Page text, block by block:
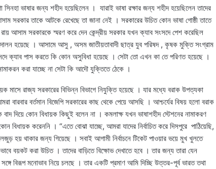
সিনহা ভাষার জন্য শহীদ হয়েছিলেন । যারাই ভাষা রক্ষার জন্য শহীদ হয়েছিলেন তাদের
সরকার তাকে আটকে রেখেছে তা জানা নেই । সরকারের উচিত কোন ভাষা গোষ্ঠী তাতে
আসাম সরকারকে স্মরণ করে দেন কেন্দ্রীয় সরকার যখন ক্যাব সংসদে পেশ করেছিল
হয়েছে । আসামে আসু , অসম জাতীয়তাবাদী ছাত্র যুব পরিষদ , কৃষক মুক্তি সংগ্রাম
ক্যাব পাস করতে কি কোন অসুবিধা হয়েছে । সেটা তো এখন কা তে পরিণত হয়েছে ।
করা যাচ্ছে না সেটা কি আদৌ যুক্তিতে ঠেকে ।
মাসে রাজ্য সরকারের বিভিন্ন বিভাগে নিযুক্তি হয়েছে । যার মধ্যে বরাক উপত্যকা
বারবার বর্তমান বিজেপি সরকারের কাছ থেকে পেয়ে আসছি । আশ্চর্যের বিষয় হলো বরাক
দিয়ে কোন বিধায়ক কিছুই বলেন না । কমলাক্ষ যখন ভাষাশহীদ স্টেশনের নামাকরণ
বিধায়ক করেননি । “এতে বোঝা যাচ্ছে, আমরা যাদের নির্বাচিত করে দিসপুরে পাঠিয়েছি,
হয় থাকার জন্য গিয়েছে । সবাই আগামী নির্বাচনে টিকেট পাওয়ার ভয়ে মুখ খুলতে
বয়কট করা উচিত । তাদের বাড়িতে বিক্ষোভ দেখাতে হবে । তার জন্য তারা যেন
বিরূপ মনোভাব নিয়ে চলছে । তার একটি প্রমাণ আমি দিচ্ছি উত্তর-পূর্ব ভারত তথা